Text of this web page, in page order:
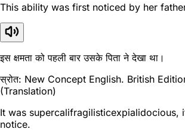
This ability was first noticed by her
इस क्षमता को पहली बार उसके पिता ने देखा था।
स्रोत: New Concept English. British
(Translation)
It was supercalifragilisticexpialidocious,
notice.